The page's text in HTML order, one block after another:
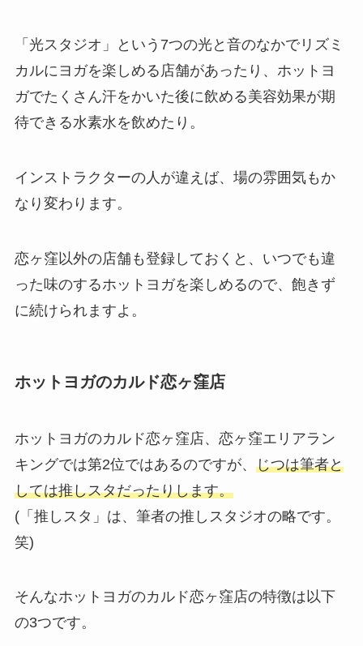
「光スタジオ」
という7つの光と音のなかでリズミ
カルにヨガを楽しめる店舗があったり、ホットヨ
ガでたくさん汗をかいた後に飲める美容効果が期
待できる水素水を飲めたり。
インストラクターの人が違えば、場の雰囲気もか
なり変わります。
恋ヶ窪以外の店舗も登録しておくと、いつでも違
った味のするホットヨガを楽しめるので、飽きず
に続けられますよ。
ホットヨガのカルド恋ヶ窪店
ホットヨガのカルド恋ヶ窪店、恋ヶ窪エリアラン
キングでは第2位ではあるのですが、 じつは筆者と
しては推しスタだったりします。
(「推しスタ」は、筆者の推しスタジオの略です。
笑)
そんなホットヨガのカルド恋ヶ窪店の特徴は以下
の3つです。